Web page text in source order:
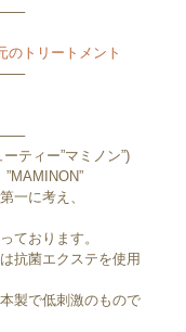
のトリートメント
ティー”マミノン”)
一に考え、
ております。
抗菌エクステを使用
製で低刺激のもので